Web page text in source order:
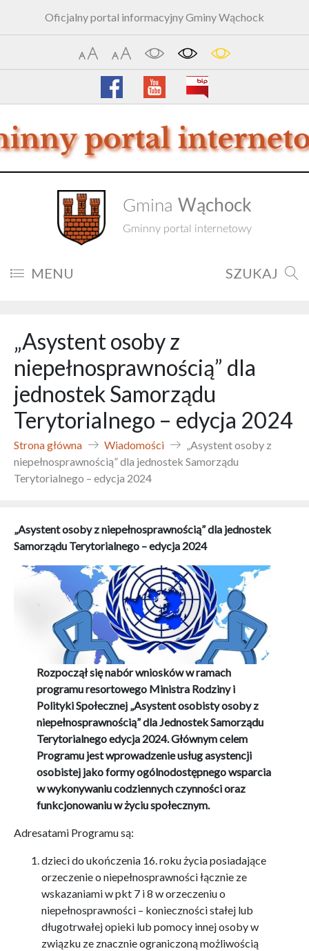
Oficjalny portal informacyjny Gminy Wąchock
Gmina Wąchock
Gminny portal internetowy
MENU SZUKAJ
„Asystent osoby z
niepełnosprawnością” dla
jednostek Samorządu
Terytorialnego – edycja 2024
Strona główna Wiadomości
„Asystent osoby z
niepełnosprawnością” dla jednostek Samorządu
Terytorialnego – edycja 2024
„Asystent osoby z niepełnosprawnością” dla jednostek
Samorządu Terytorialnego – edycja 2024
Rozpoczął się nabór wniosków w ramach
programu resortowego Ministra Rodziny i
Polityki Społecznej „Asystent osobisty osoby z
niepełnosprawnością” dla Jednostek Samorządu
Terytorialnego edycja 2024. Głównym celem
Programu jest wprowadzenie usług asystencji
osobistej jako formy ogólnodostępnego wsparcia
w wykonywaniu codziennych czynności oraz
funkcjonowaniu w życiu społecznym.
Adresatami Programu są:
dzieci do ukończenia 16. roku życia posiadające
orzeczenie o niepełnosprawności łącznie ze
wskazaniami w pkt 7 i 8 w orzeczeniu o
niepełnosprawności – konieczności stałej lub
długotrwałej opieki lub pomocy innej osoby w
związku ze znacznie ograniczoną możliwością